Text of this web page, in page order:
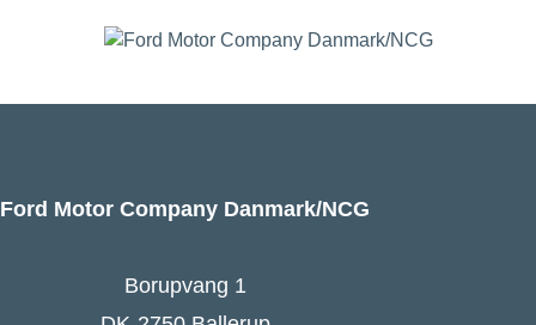
Ford Motor Company Danmark/NCG
Borupvang 1